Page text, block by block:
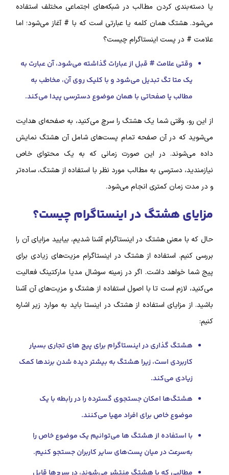
یا دسته‌بندی کردن مطالب در شبکه‌های اجتماعی مختلف استفاده
می‌شود. هشتگ همان کلمه یا عبارتی است که با # آغاز می‌شود؛ اما
علامت # در پست اینستاگرام چیست؟
وقتی علامت # قبل از عبارات گذاشته می‌شود، آن عبارت به
یک متا تگ تبدیل می‌شود و با کلیک روی آن، مخاطب به
مطالب یا صفحاتی با همان موضوع دسترسی پیدا می‌کند.
از این رو، وقتی شما یک هشتگ را سرچ می‌کنید، به صفحه‌ای هدایت
می‌شوید که در آن صفحه تمام پست‌‌های شامل آن هشتگ نمایش
داده می‌شوند. در این صورت زمانی که به یک محتوای خاص
نیازمندید، دسترسی به مطالب مورد نظر با استفاده از هشتگ، ساده‌تر
و در مدت زمان کمتری انجام می‌شود.
مزایای هشتگ در اینستاگرام چیست؟
حال که با معنی هشتگ در اینستاگرام آشنا شدیم، بیایید مزایای آن را
بررسی کنیم. استفاده از هشتگ در اینستاگرام مزیت‌های زیادی برای
پیج شما خواهد داشت. اگر در زمینه سوشال مدیا مارکتینگ فعالیت
می‌کنید، لازم است تا با اصول استفاده از هشتگ و مزیت‌های آن آشنا
باشید. از مزایای استفاده از هشتگ در اینستا باید به موارد زیر اشاره
کنیم:
هشتگ گذاری در اینستاگرام برای پیج های تجاری بسیار
کاربردی است، زیرا هشتگ به بیشتر دیده شدن برندها کمک
زیادی می‌کند.
هشتگ‌ها امکان جستجوی گسترده را در رابطه با یک
موضوع خاص برای افراد مهیا می‌کنند.
با استفاده از هشتگ‌ ها می‌توانیم یک موضوع خاص را
به‌سرعت در میان پست‌های سایر کاربران جستجو کنیم.